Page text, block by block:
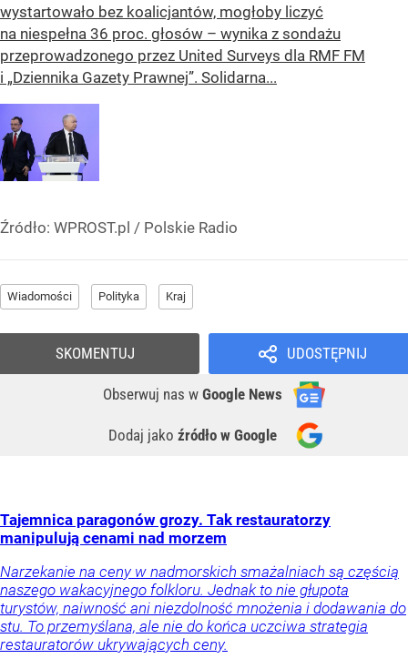
wystartowało bez koalicjantów, mogłoby liczyć
na niespełna 36 proc. głosów – wynika z sondażu
przeprowadzonego przez United Surveys dla RMF FM
i „Dziennika Gazety Prawnej”. Solidarna...
Źródło: WPROST.pl / Polskie Radio
Wiadomości Polityka Kraj
UDOSTĘPNIJ
Obserwuj nas w Google News
Dodaj jako źródło w Google
SKOMENTUJ
Tajemnica paragonów grozy. Tak restauratorzy
manipulują cenami nad morzem
Narzekanie na ceny w nadmorskich smażalniach są częścią
naszego wakacyjnego folkloru. Jednak to nie głupota
turystów, naiwność ani niezdolność mnożenia i dodawania do
stu. To przemyślana, ale nie do końca uczciwa strategia
restauratorów ukrywających ceny.